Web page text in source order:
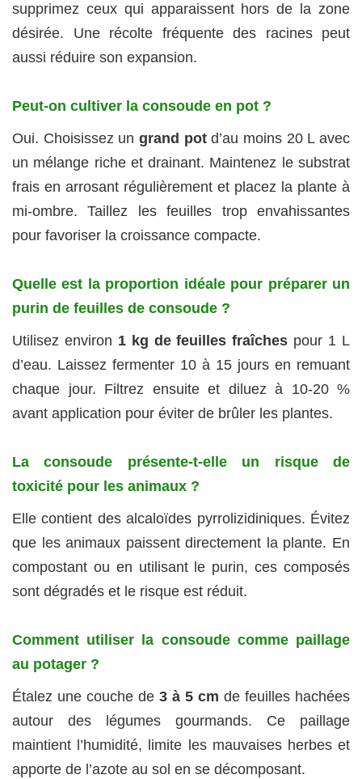
supprimez ceux qui apparaissent hors de la zone
désirée. Une récolte fréquente des racines peut
aussi réduire son expansion.
Peut-on cultiver la consoude en pot ?
Oui. Choisissez un grand potd’au moins 20 L avec
un mélange riche et drainant. Maintenez le substrat
frais en arrosant régulièrement et placez la plante à
mi-ombre. Taillez les feuilles trop envahissantes
pour favoriser la croissance compacte.
Quelle est la proportion idéale pour préparer un
purin de feuilles de consoude ?
Utilisez environ 1 kg de feuilles fraîches pour 1 L
d’eau. Laissez fermenter 10 à 15 jours en remuant
chaque jour. Filtrez ensuite et diluez à 10-20 %
avant application pour éviter de brûler les plantes.
La consoude présente-t-elle un risque de
toxicité pour les animaux ?
Elle contient des alcaloïdes pyrrolizidiniques. Évitez
que les animaux paissent directement la plante. En
compostant ou en utilisant le purin, ces composés
sont dégradés et le risque est réduit.
Comment utiliser la consoude comme paillage
au potager ?
Étalez une couche de 3 à 5 cm de feuilles hachées
autour des légumes gourmands. Ce paillage
maintient l’humidité, limite les mauvaises herbes et
apporte de l’azote au sol en se décomposant.